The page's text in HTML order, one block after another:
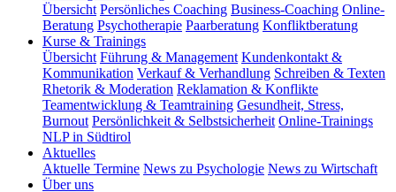
Übersicht Persönliches Coaching Business-Coaching Online-
Beratung Psychotherapie Paarberatung Konfliktberatung
Kurse & Trainings
Übersicht Führung & Management Kundenkontakt &
Kommunikation Verkauf & Verhandlung Schreiben & Texten
Rhetorik & Moderation Reklamation & Konflikte
Teamentwicklung & Teamtraining Gesundheit, Stress,
Burnout Persönlichkeit & Selbstsicherheit Online-Trainings
NLP in Südtirol
Aktuelles
Aktuelle Termine News zu Psychologie News zu Wirtschaft
Über uns